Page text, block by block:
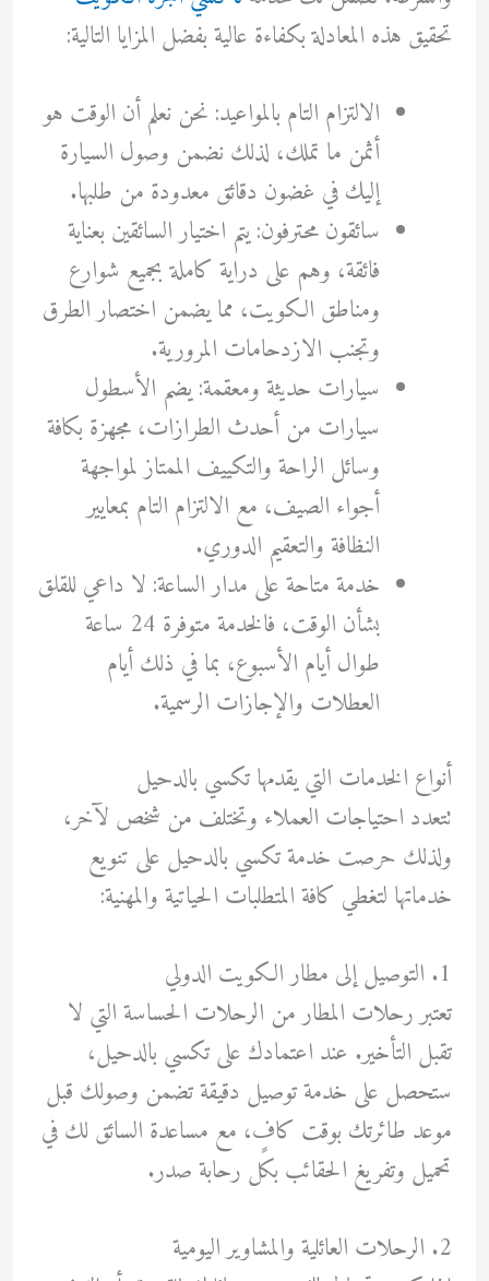
تحقيق هذه المعادلة بكفاءة عالية بفضل المزايا التالية:
الالتزام التام بالمواعيد: نحن نعلم أن الوقت هو
أثمن ما تملك، لذلك نضمن وصول السيارة
إليك في غضون دقائق معدودة من طلبها.
سائقون محترفون: يتم اختيار السائقين بعناية
فائقة، وهم على دراية كاملة بجميع شوارع
ومناطق الكويت، مما يضمن اختصار الطرق
وتجنب الازدحامات المرورية.
سيارات حديثة ومعقمة: يضم الأسطول
سيارات من أحدث الطرازات، مجهزة بكافة
وسائل الراحة والتكييف الممتاز لمواجهة
أجواء الصيف، مع الالتزام التام بمعايير
النظافة والتعقيم الدوري.
خدمة متاحة على مدار الساعة: لا داعي للقلق
بشأن الوقت، فالخدمة متوفرة 24 ساعة
طوال أيام الأسبوع، بما في ذلك أيام
العطلات والإجازات الرسمية.
أنواع الخدمات التي يقدمها تكسي بالدحيل
تتعدد احتياجات العملاء وتختلف من شخص لآخر،
ولذلك حرصت خدمة تكسي بالدحيل على تنويع
خدماتها لتغطي كافة المتطلبات الحياتية والمهنية:
1. التوصيل إلى مطار الكويت الدولي
تعتبر رحلات المطار من الرحلات الحساسة التي لا
تقبل التأخير. عند اعتمادك على تكسي بالدحيل،
ستحصل على خدمة توصيل دقيقة تضمن وصولك قبل
موعد طائرتك بوقت كافٍ، مع مساعدة السائق لك في
تحميل وتفريغ الحقائب بكل رحابة صدر.
2. الرحلات العائلية والمشاوير اليومية